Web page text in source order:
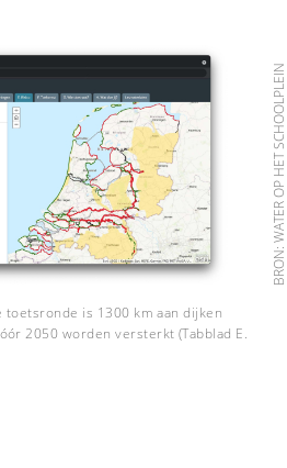
BRON: WATER OP HET SCHOOLPLEIN
toetsronde is 1300 km aan dijken
2050 worden versterkt (Tabblad E.